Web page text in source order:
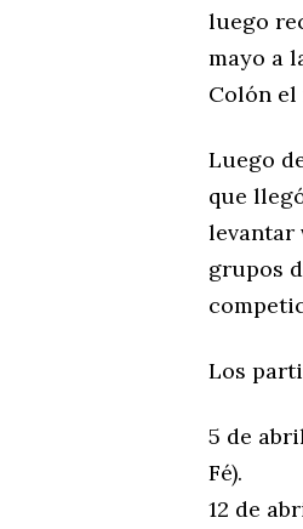
luego
mayo a
Colón el
Luego
que
levantar
grupos
Los
5 de
Fé).
12 de